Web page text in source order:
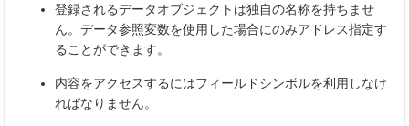
登録されるデータオブジェクトは独自の名称を持ちませ
ん。データ参照変数を使用した場合にのみアドレス指定す
ることができます。
内容をアクセスするにはフィールドシンボルを利用しなけ
ればなりません。